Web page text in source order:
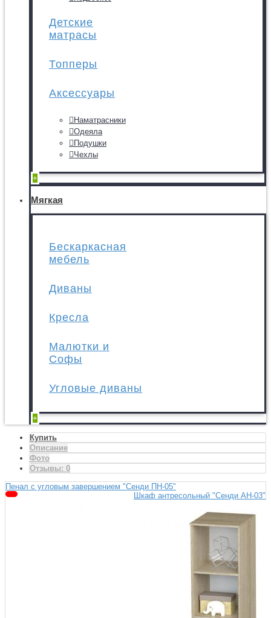
Детские
матрасы
Топперы
Аксессуары
Наматрасники
Одеяла
Подушки
Чехлы
+
Мягкая
Бескаркасная
мебель
Диваны
Кресла
Малютки и
Софы
Угловые диваны
+
Купить
Описание
Фото
Отзывы: 0
Пенал с угловым завершением "Сенди ПН-05"
Шкаф антресольный "Сенди АН-03"